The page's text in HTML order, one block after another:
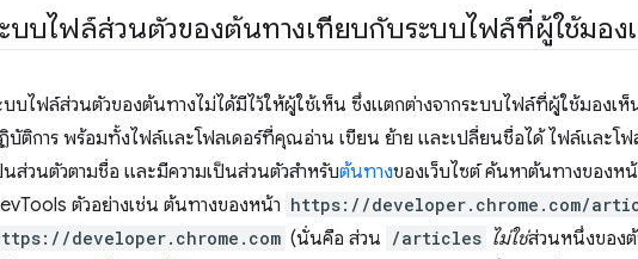
บบไฟล์ส่วนตัวของต้นทางเทียบกับระบบไฟล์ที่ผู้ใช้มอง
บบไฟล์ส่วนตัวของต้นทางไม่ได้มีไว้ให้ผู้ใช้เห็น ซึ่งแตกต่างจากระบบไฟล์ที่ผู้ใช้มองเห็
บัติการ พร้อมทั้งไฟล์และโฟลเดอร์ที่คุณอ่าน เขียน ย้าย และเปลี่ยนชื่อได้ ไฟล์และโ
นส่วนตัวตามชื่อ และมีความเป็นส่วนตัวสำหรับต้นทางของเว็บไซต์ ค้นหาต้นทางของห
ตัวอย่างเช่น ต้นทางของหน้า https://developer.chrome.com/
developer.chrome.com (นั่นคือ ส่วน /articles ไม่ใช่ส่วนหนึ่งของ